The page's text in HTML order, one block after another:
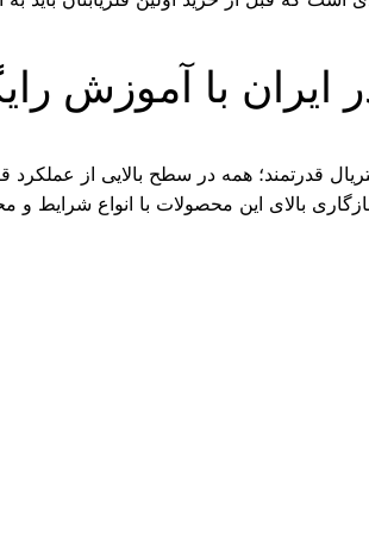
ایران با آموزش
قدرتمند؛ همه در سطح بالایی از عملکرد
بالای این محصولات با انواع